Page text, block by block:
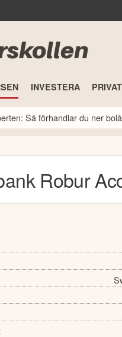
INVESTERA
Så förhandlar du ner
Robur